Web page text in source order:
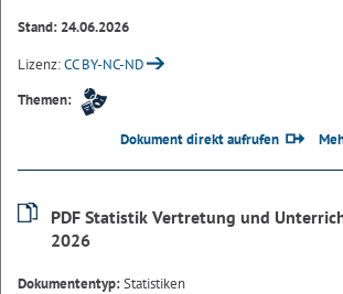
Stand: 24.06.2026
Lizenz:CC BY-NC-ND
Themen:
Dokument direkt aufrufen
PDF Statistik Vertretung und
2026
Dokumententyp:Statistiken